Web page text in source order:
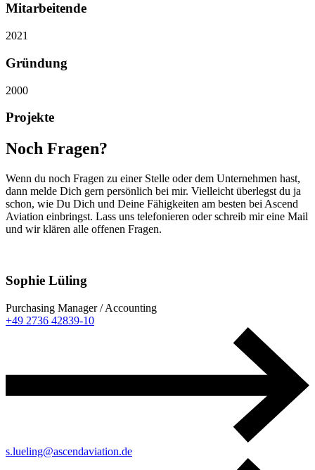
Mitarbeitende
2021
Gründung
2000
Projekte
Noch Fragen?
Wenn du noch Fragen zu einer Stelle oder dem Unternehmen hast,
dann melde Dich gern persönlich bei mir. Vielleicht überlegst du ja
schon, wie Du Dich und Deine Fähigkeiten am besten bei Ascend
Aviation einbringst. Lass uns telefonieren oder schreib mir eine Mail
und wir klären alle offenen Fragen.
Sophie Lüling
Purchasing Manager / Accounting
+49 2736 42839-10
s.lueling@ascendaviation.de